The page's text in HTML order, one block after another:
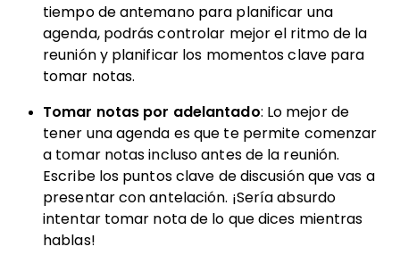
tiempo de antemano para planificar una
agenda, podrás controlar mejor el ritmo de la
reunión y planificar los momentos clave para
tomar notas.
Tomar notas por adelantado: Lo mejor de
tener una agenda es que te permite comenzar
a tomar notas incluso antes de la reunión.
Escribe los puntos clave de discusión que vas a
presentar con antelación. ¡Sería absurdo
intentar tomar nota de lo que dices mientras
hablas!